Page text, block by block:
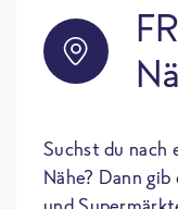
Suchst du nach
Nähe? Dann